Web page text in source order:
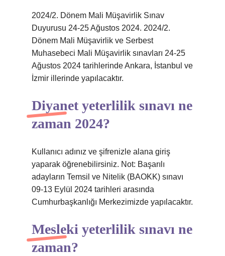
2024/2. Dönem Mali Müşavirlik Sınav
Duyurusu 24-25 Ağustos 2024. 2024/2.
Dönem Mali Müşavirlik ve Serbest
Muhasebeci Mali Müşavirlik sınavları 24-25
Ağustos 2024 tarihlerinde Ankara, İstanbul ve
İzmir illerinde yapılacaktır.
Diyanet yeterlilik sınavı ne
zaman 2024?
Kullanıcı adınız ve şifrenizle alana giriş
yaparak öğrenebilirsiniz. Not: Başarılı
adayların Temsil ve Nitelik (BAOKK) sınavı
09-13 Eylül 2024 tarihleri ​​arasında
Cumhurbaşkanlığı Merkezimizde yapılacaktır.
Mesleki yeterlilik sınavı ne
zaman?